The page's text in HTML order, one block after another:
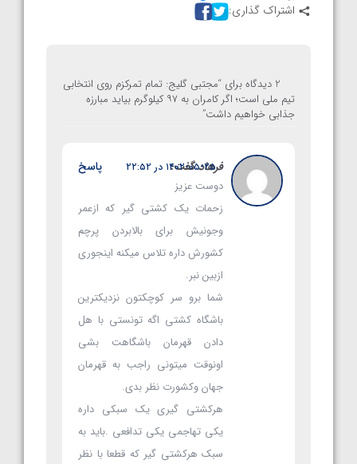
اشتراک گذاری:
2 دیدگاه برای “
مجتبی گلیج: تمام تمرکزم روی انتخابی
تیم ملی است؛ اگر کامران به ۹۷ کیلوگرم بیاید مبارزه
جذابی خواهیم داشت”
فرهادگفت:
۱۴۰۲-۰۵-۲۵ در ۲۲:۵۲
دوست عزیز
زحمات یک کشتی گیر که ازعمر
وجونیش برای بالابردن پرچم
کشورش داره تلاس میکنه اینجوری
ازبین نبر.
شما برو سر کوچکتون نزدیکترین
باشگاه کشتی اگه تونستی با هل
دادن قهرمان باشگاهت بشی
اونوقت میتونی راجب به قهرمان
جهان وکشورت نظر بدی.
هرکشتی گیری یک سبکی داره
یکی تهاجمی یکی تدافعی .باید به
سبک هرکشتی گیر که قطعا با نظر
پاسخ